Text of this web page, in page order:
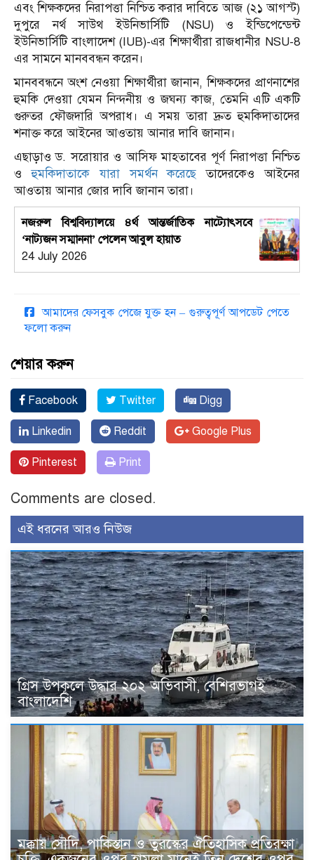
এবং শিক্ষকদের নিরাপত্তা নিশ্চিত করার দাবিতে আজ (২১ আগস্ট)
দুপুরে নর্থ সাউথ ইউনিভার্সিটি (NSU) ও ইন্ডিপেন্ডেন্ট
ইউনিভার্সিটি বাংলাদেশ (IUB)-এর শিক্ষার্থীরা রাজধানীর NSU-8
এর সামনে মানববন্ধন করেন।
মানববন্ধনে অংশ নেওয়া শিক্ষার্থীরা জানান, শিক্ষকদের প্রাণনাশের
হুমকি দেওয়া যেমন নিন্দনীয় ও জঘন্য কাজ, তেমনি এটি একটি
গুরুতর ফৌজদারি অপরাধ। এ সময় তারা দ্রুত হুমকিদাতাদের
শনাক্ত করে আইনের আওতায় আনার দাবি জানান।
এছাড়াও ড. সরোয়ার ও আসিফ মাহতাবের পূর্ণ নিরাপত্তা নিশ্চিত
ওহুমকিদাতাকে যারা সমর্থন করেছে তাদেরকেও আইনের
আওতায় আনার জোর দাবি জানান তারা।
নজরুল বিশ্ববিদ্যালয়ে ৪র্থ আন্তর্জাতিক নাট্যোৎসবে
‘নাট্যজন সম্মাননা’ পেলেন আবুল হায়াত
24 July 2026
আমাদের ফেসবুক পেজে যুক্ত হন – গুরুত্বপূর্ণ আপডেট পেতে
ফলো করুন
শেয়ার করুন
Facebook Twitter Digg
Linkedin Reddit Google Plus
Pinterest Print
Comments are closed.
এই ধরনের আরও নিউজ
গ্রিস উপকূলে উদ্ধার ২০২ অভিবাসী, বেশিরভাগই
বাংলাদেশি
মক্কায় সৌদি, পাকিস্তান ও তুরস্কের ঐতিহাসিক প্রতিরক্ষা